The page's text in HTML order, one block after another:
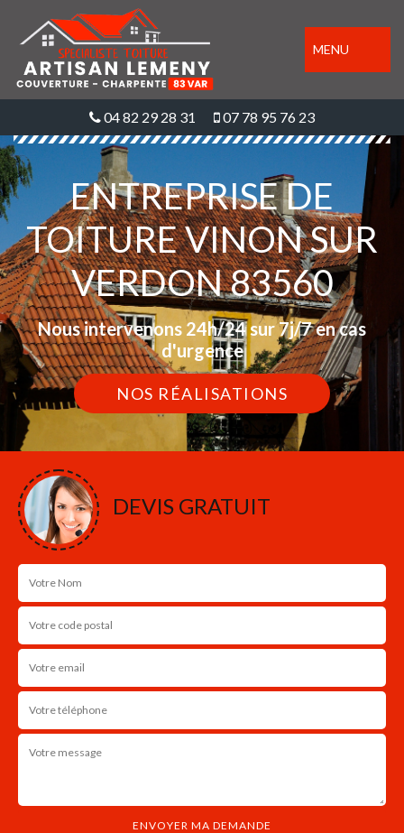
MENU
04 82 29 28 31 07 78 95 76 23
ENTREPRISE DE
TOITURE VINON SUR
VERDON 83560
Nous intervenons 24h/24 sur 7j/7 en cas
d'urgence
NOS RÉALISATIONS
DEVIS GRATUIT